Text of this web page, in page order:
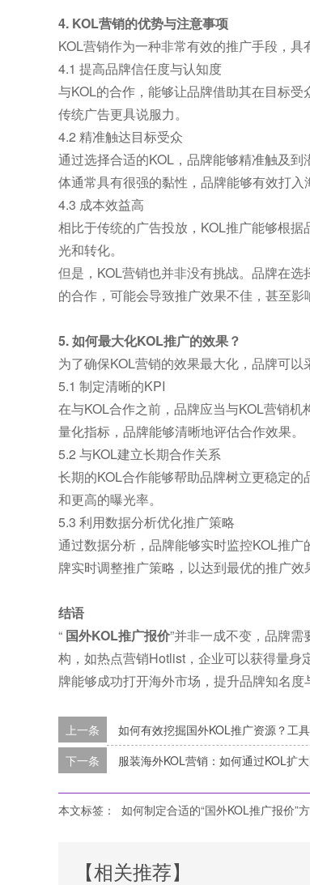
4. KOL营销的优势与注意事项
KOL营销作为一种非常有效的推广手段，具
4.1 提高品牌信任度与认知度
与KOL的合作，能够让品牌借助其在目标
传统广告更具说服力。
4.2 精准触达目标受众
通过选择合适的KOL，品牌能够精准触及
体通常具有很强的黏性，品牌能够有效打入
4.3 成本效益高
相比于传统的广告投放，KOL推广能够根
光和转化。
但是，KOL营销也并非没有挑战。品牌在
的合作，可能会导致推广效果不佳，甚至影
5. 如何最大化KOL推广的效果？
为了确保KOL营销的效果最大化，品牌可以
5.1 制定清晰的KPI
在与KOL合作之前，品牌应当与KOL营销
量化指标，品牌能够清晰地评估合作效果。
5.2 与KOL建立长期合作关系
长期的KOL合作能够帮助品牌树立更稳定
和更高的曝光率。
5.3 利用数据分析优化推广策略
通过数据分析，品牌能够实时监控KOL推
牌实时调整推广策略，以达到最优的推广效
结语
“ 国外KOL推广报价”并非一成不变，品牌
构，如热点营销Hotlist，企业可以获得量
牌能够成功打开海外市场，提升品牌知名度
上一条
如何有效挖掘国外KOL推广资源？工
下一条 服装海外KOL营销：如何通过KOL扩
本文标签： 如何制定合适的“国外KOL推广报价”
【相关推荐】